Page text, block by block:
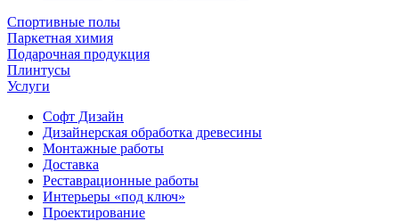
Спортивные полы
Паркетная химия
Подарочная продукция
Плинтусы
Услуги
Софт Дизайн
Дизайнерская обработка древесины
Монтажные работы
Доставка
Реставрационные работы
Интерьеры «под ключ»
Проектирование